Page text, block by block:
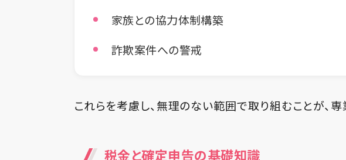
家族との協力体制構築
詐欺案件への警戒
これらを考慮し、無理のない範囲で取り組むことが、
税金と確定申告の基礎知識